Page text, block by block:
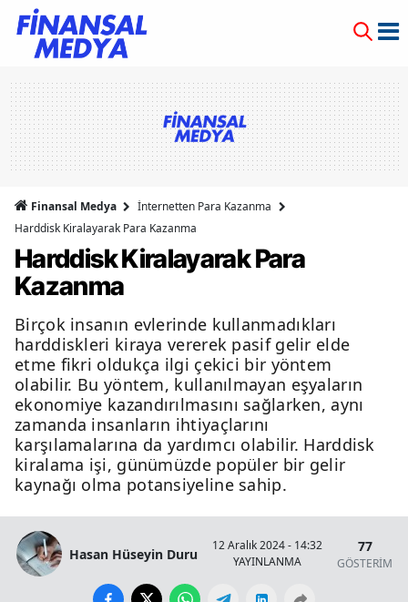
Finansal Medya
İnternetten Para Kazanma
Harddisk Kiralayarak Para Kazanma
Harddisk Kiralayarak Para
Kazanma
Birçok insanın evlerinde kullanmadıkları
harddiskleri kiraya vererek pasif gelir elde
etme fikri oldukça ilgi çekici bir yöntem
olabilir. Bu yöntem, kullanılmayan eşyaların
ekonomiye kazandırılmasını sağlarken, aynı
zamanda insanların ihtiyaçlarını
karşılamalarına da yardımcı olabilir. Harddisk
kiralama işi, günümüzde popüler bir gelir
kaynağı olma potansiyeline sahip.
Hasan Hüseyin Duru
12 Aralık 2024 - 14:32
YAYINLANMA
77
GÖSTERİM